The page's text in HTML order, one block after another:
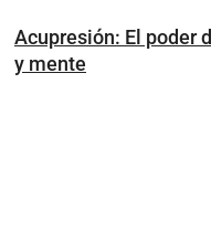
Acupresión: El poder
y mente